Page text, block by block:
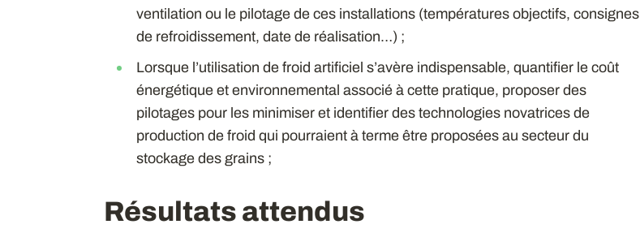
ventilation ou le pilotage de ces installations (températures objectifs, consignes
de refroidissement, date de réalisation…) ;
Lorsque l’utilisation de froid artificiel s’avère indispensable, quantifier le coût
énergétique et environnemental associé à cette pratique, proposer des
pilotages pour les minimiser et identifier des technologies novatrices de
production de froid qui pourraient à terme être proposées au secteur du
stockage des grains ;
Résultats attendus